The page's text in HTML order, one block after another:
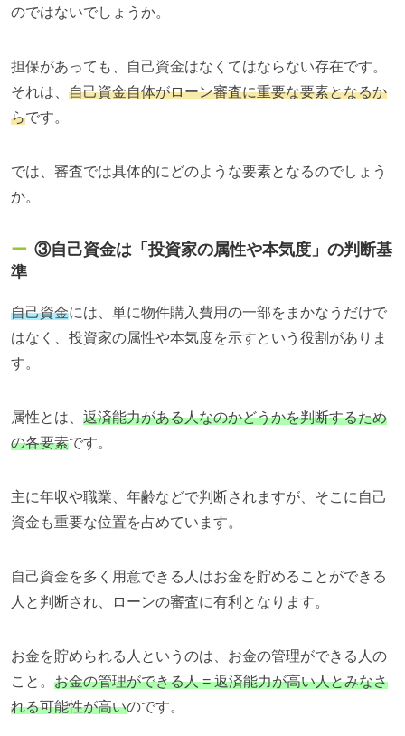
のではないでしょうか。
担保があっても、自己資金はなくてはならない存在です。
それは、 自己資金自体がローン審査に重要な要素となるか
らです。
では、審査では具体的にどのような要素となるのでしょう
か。
③自己資金は「投資家の属性や本気度」の判断基
準
自己資金には、単に物件購入費用の一部をまかなうだけで
はなく、 投資家の属性や本気度を示すという役割がありま
す。
属性とは、 返済能力がある人なのかどうかを判断するため
の各要素です。
主に年収や職業、年齢などで判断されますが、そこに自己
資金も重要な位置を占めています。
自己資金を多く用意できる人はお金を貯めることができる
人と判断され、ローンの審査に有利となります。
お金を貯められる人というのは、お金の管理ができる人の
こと。 お金の管理ができる人 = 返済能力が高い人とみなさ
れる可能性が高いのです。